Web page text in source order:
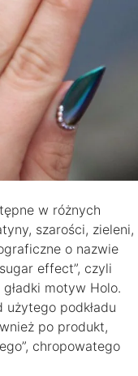
w różnych
szarości, zieleni,
o nazwie
effect”, czyli
motyw Holo.
podkładu
po produkt,
chropowatego